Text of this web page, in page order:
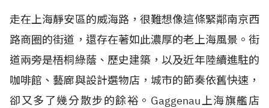
走在上海靜安區的威海路，很難想像這條緊鄰南京西
路商圈的街道，還存在著如此濃厚的老上海風景。街
道兩旁是梧桐綠蔭、歷史建築，以及近年陸續進駐的
咖啡館、藝廊與設計選物店，城市的節奏依舊快速，
卻又多了幾分散步的餘裕。Gaggenau上海旗艦店